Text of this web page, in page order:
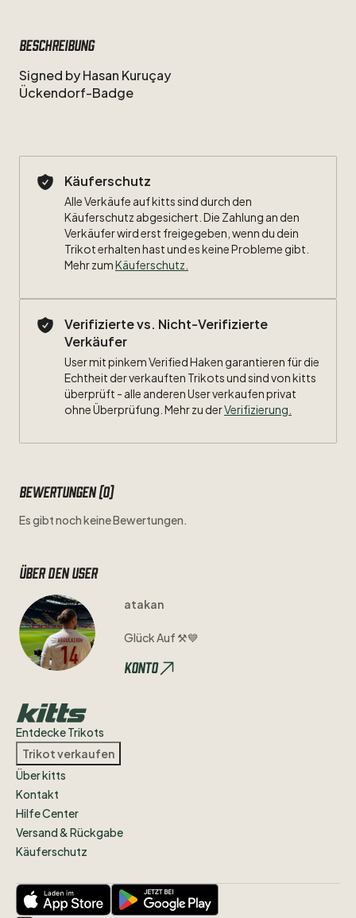
Beschreibung
Signed byHasan Kuruçay
Ückendorf-Badge
Käuferschutz
Alle Verkäufe auf kitts sind durch den
Käuferschutz abgesichert. Die Zahlung an den
Verkäufer wird erst freigegeben, wenn du dein
Trikot erhalten hast und es keine Probleme gibt.
Mehr zumKäuferschutz
Verifizierte vs. Nicht-Verifizierte
Verkäufer
User mit pinkem Verified Haken garantieren für die
Echtheit der verkauften Trikots und sind von kitts
überprüft - alle anderen User verkaufen privat
ohne Überprüfung. Mehr zu derVerifizierung.
Bewertungen (0)
Es gibt noch keine Bewertungen.
Über den user
atakan
GlückAuf ⚒️💙
Konto
Entdecke Trikots
Trikot verkaufen
Über kitts
Kontakt
Hilfe Center
Versand & Rückgabe
Käuferschutz